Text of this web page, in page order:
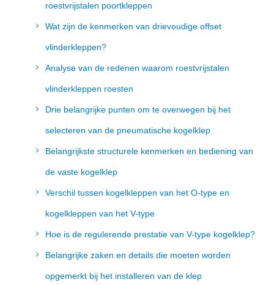
roestvrijstalen poortkleppen
Wat zijn de kenmerken van drievoudige offset
vlinderkleppen?
Analyse van de redenen waarom roestvrijstalen
vlinderkleppen roesten
Drie belangrijke punten om te overwegen bij het
selecteren van de pneumatische kogelklep
Belangrijkste structurele kenmerken en bediening van
de vaste kogelklep
Verschil tussen kogelkleppen van het O-type en
kogelkleppen van het V-type
Hoe is de regulerende prestatie van V-type kogelklep?
Belangrijke zaken en details die moeten worden
opgemerkt bij het installeren van de klep